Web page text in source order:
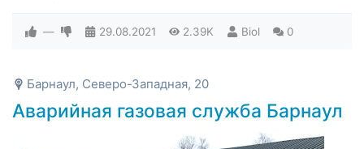
— 29.08.2021 2.39K Biol 0
Барнаул, Северо-Западная, 20
Аварийная газовая служба Барнаул